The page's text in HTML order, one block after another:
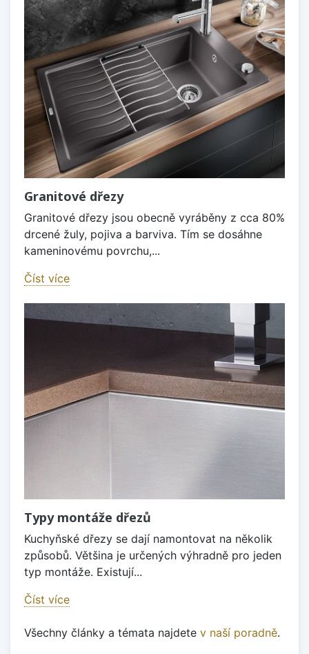
Granitové dřezy
Granitové dřezy jsou obecně vyráběny z cca 80%
drcené žuly, pojiva a barviva. Tím se dosáhne
kameninovému povrchu,...
Číst více
Typy montáže dřezů
Kuchyňské dřezy se dají namontovat na několik
způsobů. Většina je určených výhradně pro jeden
typ montáže. Existují...
Číst více
Všechny články a témata najdete v naší poradně.